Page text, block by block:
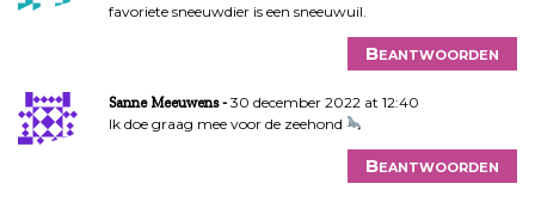
favoriete sneeuwdier is een sneeuwuil.
Beantwoorden
Sanne Meeuwens
30 december 2022 at 12:40
Ik doe graag mee voor de zeehond
Beantwoorden